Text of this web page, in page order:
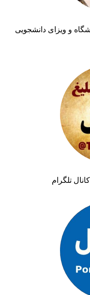
و ویزای دانشجویی
تلگرام